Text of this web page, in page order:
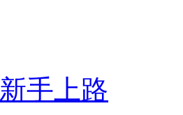
新手上路